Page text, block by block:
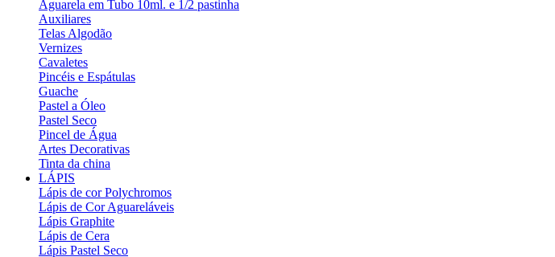
Aguarela em Tubo 10ml. e 1/2 pastinha
Auxiliares
Telas Algodão
Vernizes
Cavaletes
Pincéis e Espátulas
Guache
Pastel a Óleo
Pastel Seco
Pincel de Água
Artes Decorativas
Tinta da china
LÁPIS
Lápis de cor Polychromos
Lápis de Cor Aguareláveis
Lápis Graphite
Lápis de Cera
Lápis Pastel Seco